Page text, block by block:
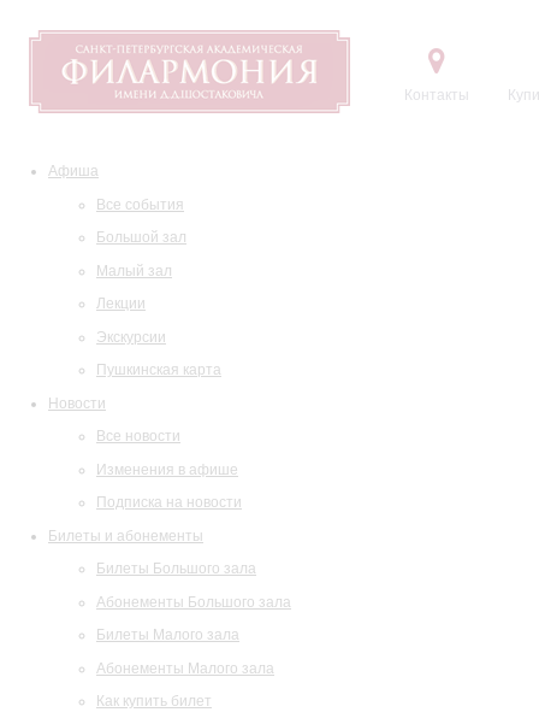
Контакты
Афиша
Все события
Большой зал
Малый зал
Лекции
Экскурсии
Пушкинская карта
Новости
Все новости
Изменения в афише
Подписка на новости
Билеты и абонементы
Билеты Большого зала
Абонементы Большого зала
Билеты Малого зала
Абонементы Малого зала
Как купить билет